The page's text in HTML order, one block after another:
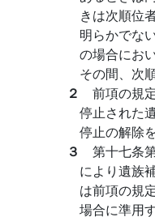
きは次順位
明らかでな
の場合にお
その間、次
２ 前項の規
停止された
停止の解除
３ 第十七条
により遺族
は前項の規
場合に準用